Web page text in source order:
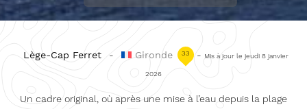
Lège-Cap Ferret - Gironde 33 - Mis à jour le jeudi 8 janvier
2026
Un cadre original, où après une mise à l’eau depuis la plage